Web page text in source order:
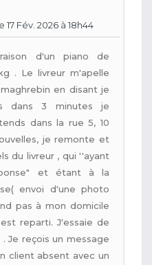
Fév. 2026 à 18h44
d'un piano de
. Le livreur m'apelle
en disant je
dans 3 minutes je
dans la rue 5, 10
je remonte et
du livreur , qui ''ayant
et étant à la
envoi d'une photo
pas à mon domicile
reparti. J'essaie de
Je reçois un message
client absent avec un